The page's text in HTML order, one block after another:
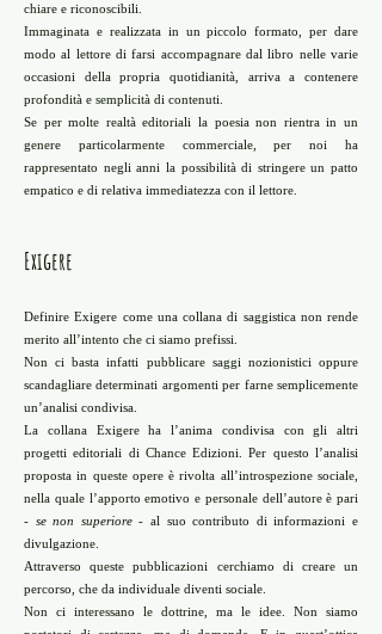
chiare e riconoscibili.
Immaginata e realizzata in un piccolo formato, per dare
modo al lettore di farsi accompagnare dal libro nelle varie
occasioni della propria quotidianità, arriva a contenere
profondità e semplicità di contenuti.
Se per molte realtà editoriali la poesia non rientra in un
genere particolarmente commerciale, per noi ha
rappresentato negli anni la possibilità di stringere un patto
empatico e di relativa immediatezza con il lettore.
Exigere
Definire Exigere come una collana di saggistica non rende
merito all’intento che ci siamo prefissi.
Non ci basta infatti pubblicare saggi nozionistici oppure
scandagliare determinati argomenti per farne semplicemente
un’analisi condivisa.
La collana Exigere ha l’anima condivisa con gli altri
progetti editoriali di Chance Edizioni. Per questo l’analisi
proposta in queste opere è rivolta all’introspezione sociale,
nella quale l’apporto emotivo e personale dell’autore è pari
- se non superiore - al suo contributo di informazioni e
divulgazione.
Attraverso queste pubblicazioni cerchiamo di creare un
percorso, che da individuale diventi sociale.
Non ci interessano le dottrine, ma le idee. Non siamo